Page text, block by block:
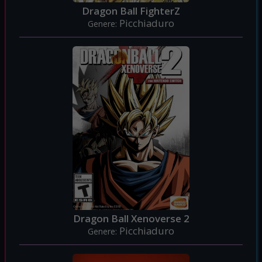
Dragon Ball FighterZ
Genere: Picchiaduro
Dragon Ball Xenoverse 2
Genere: Picchiaduro